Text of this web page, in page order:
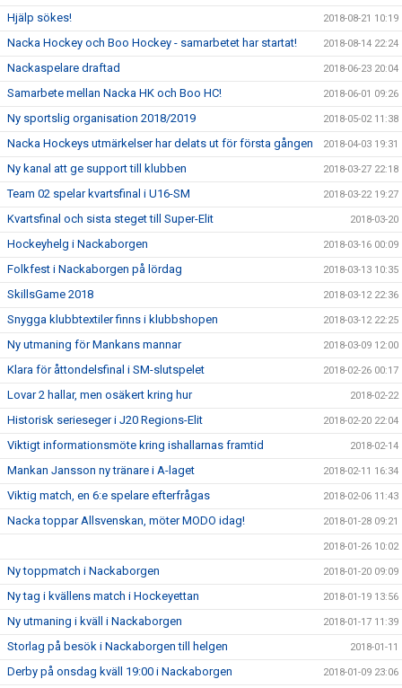
Hjälp sökes! 2018-08-21 10:19
Nacka Hockey och Boo Hockey - samarbetet har startat! 2018-08-14 22:24
Nackaspelare draftad 2018-06-23 20:04
Samarbete mellan Nacka HK och Boo HC! 2018-06-01 09:26
Ny sportslig organisation 2018/2019 2018-05-02 11:38
Nacka Hockeys utmärkelser har delats ut för första gången 2018-04-03 19:31
Ny kanal att ge support till klubben 2018-03-27 22:18
Team 02 spelar kvartsfinal i U16-SM 2018-03-22 19:27
Kvartsfinal och sista steget till Super-Elit 2018-03-20
Hockeyhelg i Nackaborgen 2018-03-16 00:09
Folkfest i Nackaborgen på lördag 2018-03-13 10:35
SkillsGame 2018 2018-03-12 22:36
Snygga klubbtextiler finns i klubbshopen 2018-03-12 22:25
Ny utmaning för Mankans mannar 2018-03-09 12:00
Klara för åttondelsfinal i SM-slutspelet 2018-02-26 00:17
Lovar 2 hallar, men osäkert kring hur 2018-02-22
Historisk serieseger i J20 Regions-Elit 2018-02-20 22:04
Viktigt informationsmöte kring ishallarnas framtid 2018-02-14
Mankan Jansson ny tränare i A-laget 2018-02-11 16:34
Viktig match, en 6:e spelare efterfrågas 2018-02-06 11:43
Nacka toppar Allsvenskan, möter MODO idag! 2018-01-28 09:21
2018-01-26 10:02
Ny toppmatch i Nackaborgen 2018-01-20 09:09
Ny tag i kvällens match i Hockeyettan 2018-01-19 13:56
Ny utmaning i kväll i Nackaborgen 2018-01-17 11:39
Storlag på besök i Nackaborgen till helgen 2018-01-11
Derby på onsdag kväll 19:00 i Nackaborgen 2018-01-09 23:06